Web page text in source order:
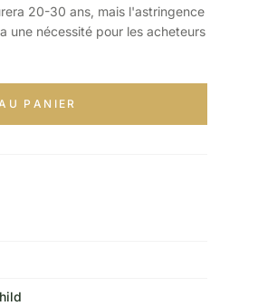
20-30 ans, mais l'astringence
une nécessité pour les acheteurs
PANIER